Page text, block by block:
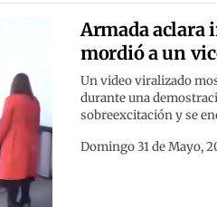
Armada aclara
mordió a un
Un video viralizado
durante una
sobreexcitación y se
Domingo 31 de Mayo,